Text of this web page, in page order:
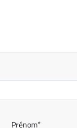
Prénom*